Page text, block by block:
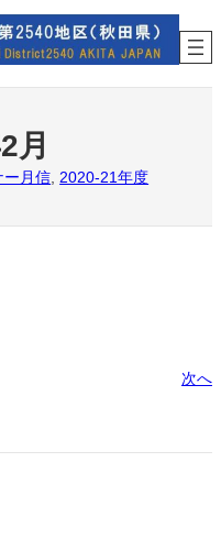
月
ー月信 2020-21年度
次へ